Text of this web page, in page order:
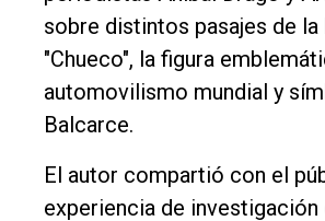
Edición
Empresa
Nosotros
sobre distintos pasajes de
"Chueco", la figura
automovilismo mundial y
Balcarce.
El autor compartió con el
experiencia de investigación